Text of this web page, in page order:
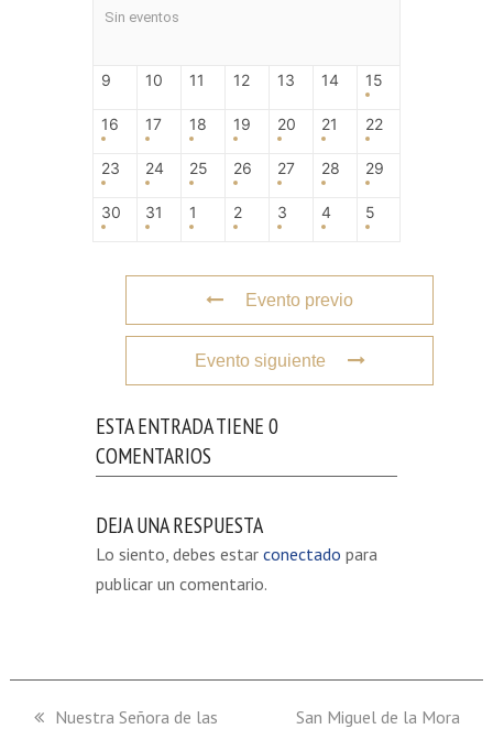
Sin eventos
9 10 11 12 13 14 15
16 17 18 19 20 21 22
23 24 25 26 27 28 29
30 31 1 2 3 4 5
Evento previo
Evento siguiente
ESTA ENTRADA TIENE 0
COMENTARIOS
DEJA UNA RESPUESTA
Lo siento, debes estar conectado para
publicar un comentario.
previous
Nuestra Señora de las
next
San Miguel de la Mora